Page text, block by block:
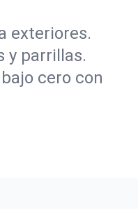
exteriores.
y parrillas.
cero con